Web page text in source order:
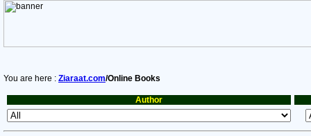
You are here : Ziaraat.com/Online Books
Author